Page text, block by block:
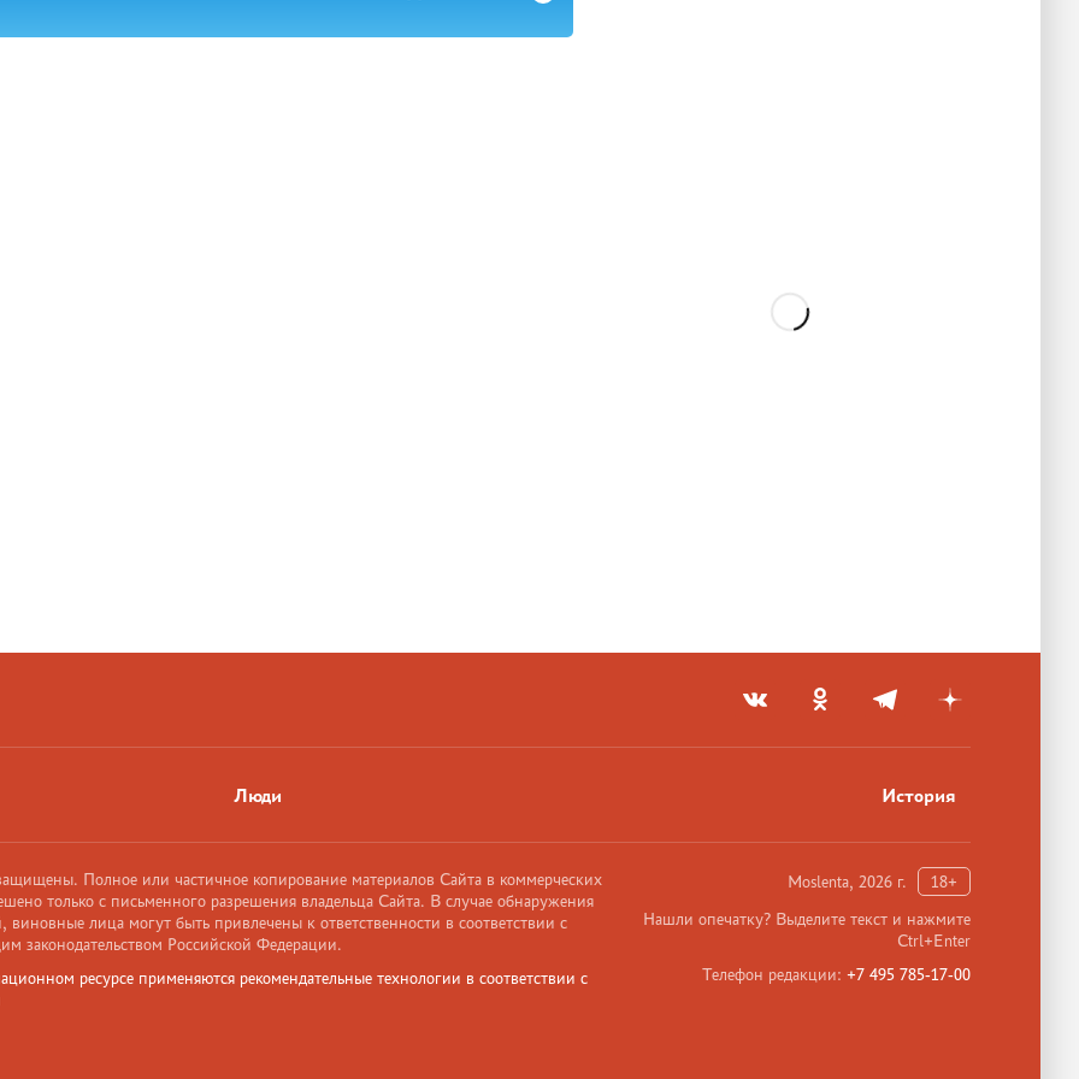
Люди История
Moslenta, 2026 г.
18+
Нашли опечатку? Выделите текст и нажмите
Ctrl+Enter
Телефон редакции: +7 495 785-17-00
Полное или частичное копирование материалов Сайта в коммерческих
только с письменного разрешения владельца Сайта. В случае обнаружения
виновные лица могут быть привлечены к ответственности в соответствии с
законодательством Российской Федерации.
ресурсе применяются рекомендательные технологии в соответствии с